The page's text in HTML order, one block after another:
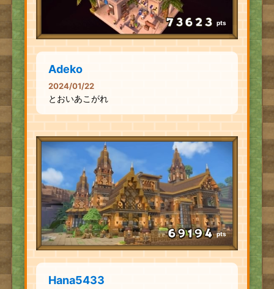
pts
Adeko
2024/01/22
とおいあこがれ
pts
Hana5433